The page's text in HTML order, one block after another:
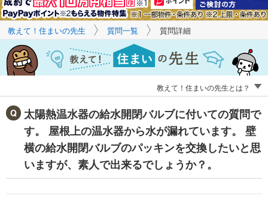
教えて！住まいの先生 質問一覧 質問詳細
教えて！住まいの先生とは？
太陽熱温水器の給水開閉バルブに付いての質問で
す。 屋根上の温水器から水が漏れています。 壁
横の給水開閉バルブのパッキンを交換したいと思
いますが、素人で出来るでしょうか？。